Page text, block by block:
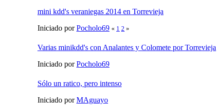
mini kdd's veraniegas 2014 en Torrevieja
Iniciado porPocholo69 « 1 2 »
Varias minikdd's con Analantes y Colomete por Torrevieja
Iniciado porPocholo69
Sólo un ratico, pero intenso
Iniciado porMAguayo